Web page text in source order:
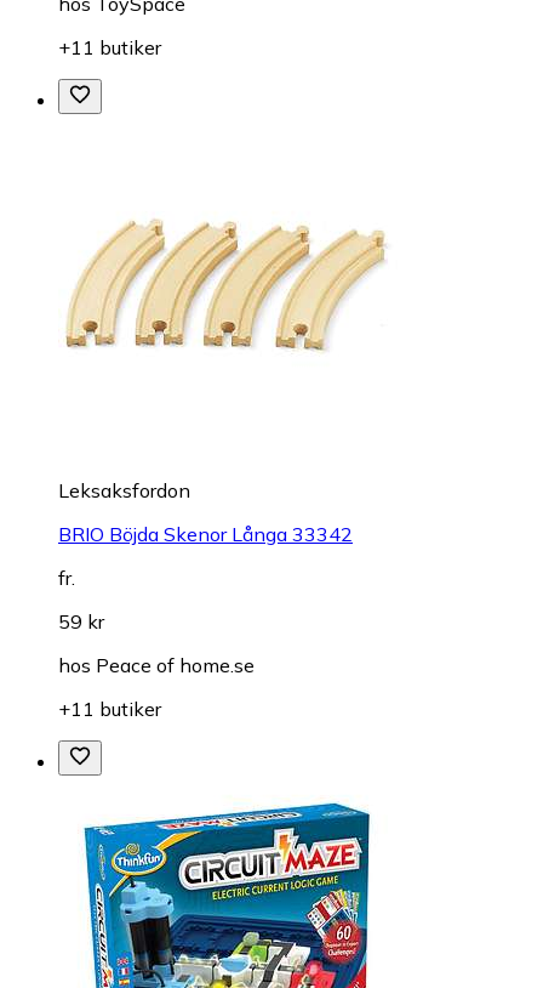
+11 butiker
Leksaksfordon
BRIO Böjda Skenor Långa 33342
fr.
59 kr
hos Peace of home.se
+11 butiker